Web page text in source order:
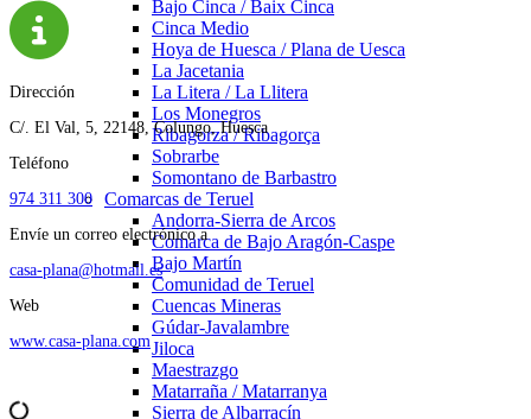
Bajo Cinca / Baix Cinca
Cinca Medio
Hoya de Huesca / Plana de Uesca
La Jacetania
La Litera / La Llitera
Los Monegros
Ribagorza / Ribagorça
Sobrarbe
Somontano de Barbastro
Comarcas de Teruel
Andorra-Sierra de Arcos
Comarca de Bajo Aragón-Caspe
Bajo Martín
Comunidad de Teruel
Cuencas Mineras
Gúdar-Javalambre
Jiloca
Maestrazgo
Matarraña / Matarranya
Sierra de Albarracín
Dirección
C/. El Val, 5, 22148, Colungo, Huesca
Teléfono
974 311 300
Envíe un correo electrónico a
casa-plana@hotmail.es
Web
www.casa-plana.com